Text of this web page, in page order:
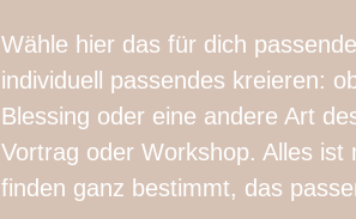
Wähle hier das für dich
individuell passendes kreieren:
Blessing oder eine andere Art
Vortrag oder Workshop. Alles ist
finden ganz bestimmt, das